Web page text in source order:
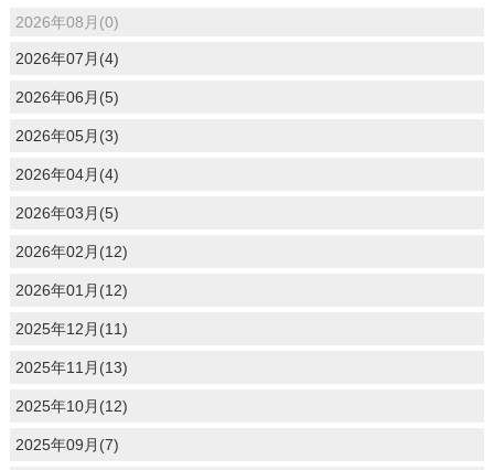
2026年08月(0)
2026年07月(4)
2026年06月(5)
2026年05月(3)
2026年04月(4)
2026年03月(5)
2026年02月(12)
2026年01月(12)
2025年12月(11)
2025年11月(13)
2025年10月(12)
2025年09月(7)